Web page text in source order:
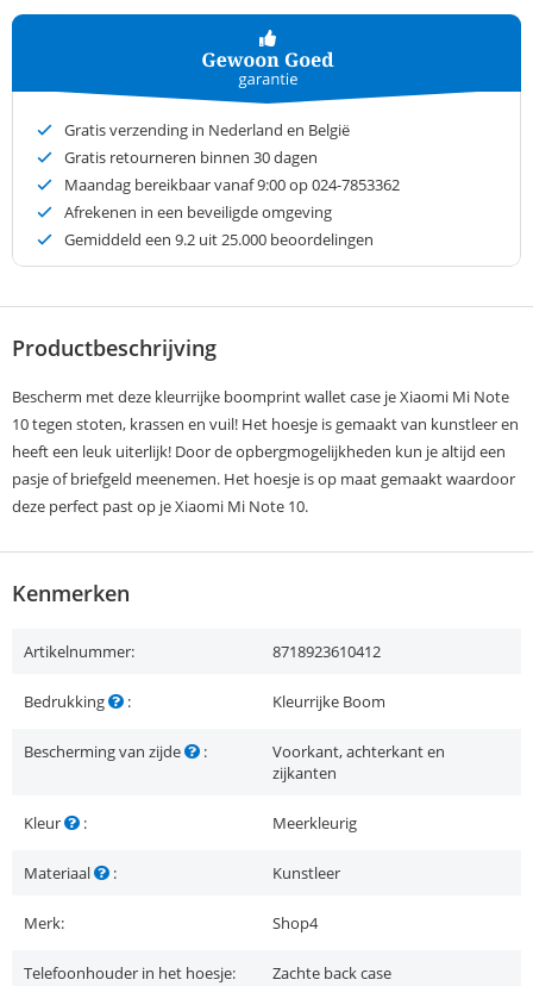
Gratis verzending in Nederland en België
Gratis retourneren binnen 30 dagen
Maandag bereikbaar vanaf 9:00 op 024-7853362
Afrekenen in een beveiligde omgeving
Gemiddeld een 9.2 uit 25.000 beoordelingen
Productbeschrijving
Bescherm met deze kleurrijke boomprint wallet case je Xiaomi Mi Note
10 tegen stoten, krassen en vuil! Het hoesje is gemaakt van kunstleer en
heeft een leuk uiterlijk! Door de opbergmogelijkheden kun je altijd een
pasje of briefgeld meenemen. Het hoesje is op maat gemaakt waardoor
deze perfect past op je Xiaomi Mi Note 10.
Kenmerken
Artikelnummer: 8718923610412
Bedrukking : Kleurrijke Boom
Bescherming van zijde :
Voorkant, achterkant en
zijkanten
Kleur : Meerkleurig
Materiaal : Kunstleer
Merk: Shop4
Telefoonhouder in het hoesje: Zachte back case